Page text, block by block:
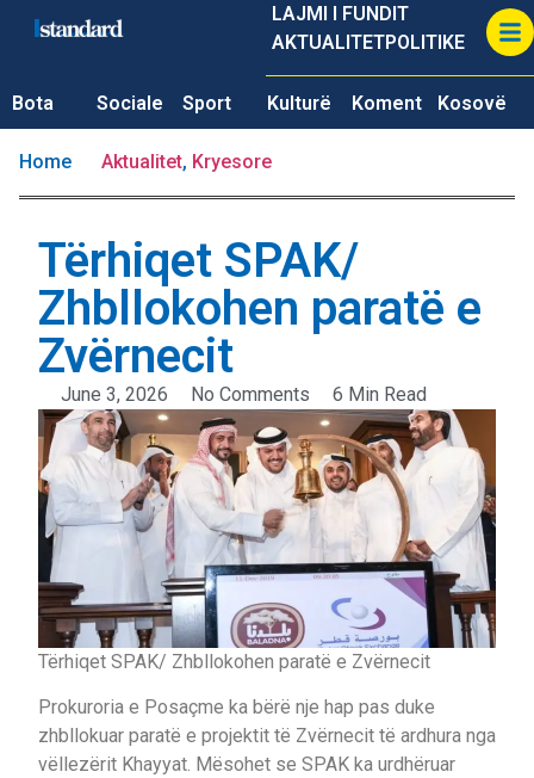
LAJMI I FUNDIT
AKTUALITETPOLITIKE
Bota Sociale Sport Kulturë Koment Kosovë
Home Aktualitet, Kryesore
Tërhiqet SPAK/
Zhbllokohen paratë e
Zvërnecit
June 3, 2026 No Comments 6 Min Read
Tërhiqet SPAK/ Zhbllokohen paratë e Zvërnecit
Prokuroria e Posaçme ka bërë nje hap pas duke
zhbllokuar paratë e projektit të Zvërnecit të ardhura nga
vëllezërit Khayyat. Mësohet se SPAK ka urdhëruar